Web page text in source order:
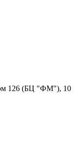
126 (БЦ "ФМ"), 10